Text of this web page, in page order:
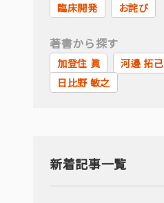
臨床開発
お詫び
著書から探す
加登住 眞
河邊 拓己
日比野 敏之
新着記事一覧